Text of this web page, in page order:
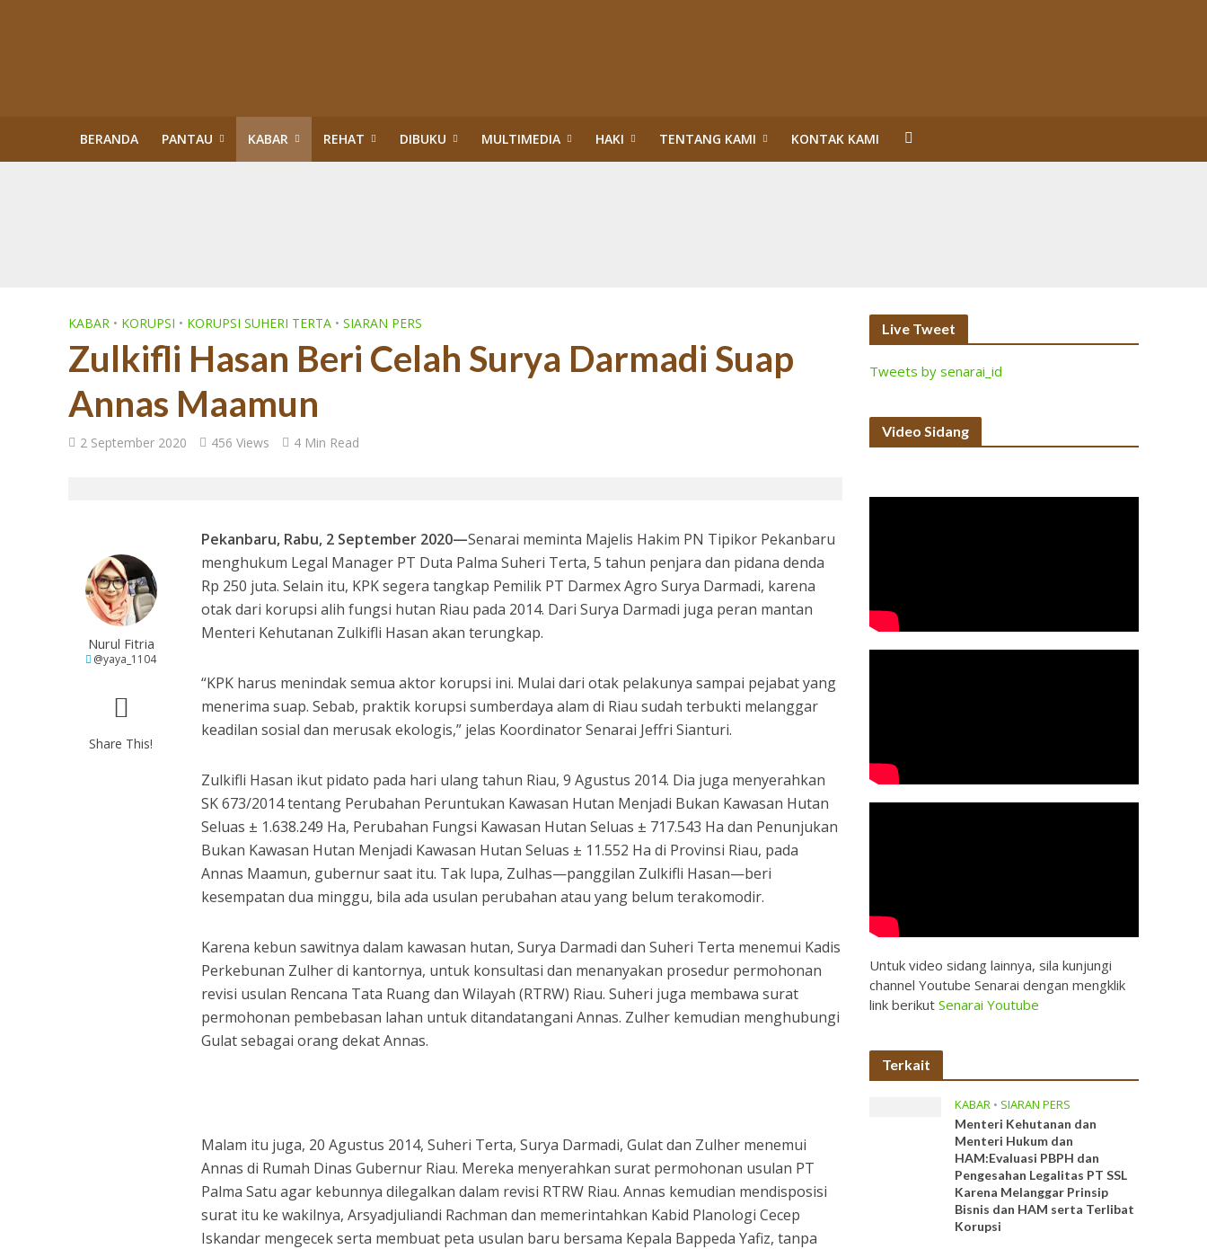
BERANDA PANTAU KABAR REHAT DIBUKU MULTIMEDIA HAKI TENTANG KAMI KONTAK KAMI
PENERTIBAN KAWASAN HUTAN:”PENERTIBAN” TN TESSO NILO DI ERA TIGA PRESIDEN (1)
27 Tahun Reformasi 1998: Menanti Aksi Kepala Daerah Mengaudit Bisnis dan HAM
KABAR • KORUPSI • KORUPSI SUHERI TERTA • SIARAN PERS
Zulkifli Hasan Beri Celah Surya Darmadi Suap
Annas Maamun
2 September 2020 456 Views 4 Min Read
Nurul Fitria
@yaya_1104
Share This!
Pekanbaru, Rabu, 2 September 2020—Senarai meminta Majelis Hakim PN Tipikor Pekanbaru
menghukum Legal Manager PT Duta Palma Suheri Terta, 5 tahun penjara dan pidana denda
Rp 250 juta. Selain itu, KPK segera tangkap Pemilik PT Darmex Agro Surya Darmadi, karena
otak dari korupsi alih fungsi hutan Riau pada 2014. Dari Surya Darmadi juga peran mantan
Menteri Kehutanan Zulkifli Hasan akan terungkap.
“KPK harus menindak semua aktor korupsi ini. Mulai dari otak pelakunya sampai pejabat yang
menerima suap. Sebab, praktik korupsi sumberdaya alam di Riau sudah terbukti melanggar
keadilan sosial dan merusak ekologis,” jelas Koordinator Senarai Jeffri Sianturi.
Zulkifli Hasan ikut pidato pada hari ulang tahun Riau, 9 Agustus 2014. Dia juga menyerahkan
SK 673/2014 tentang Perubahan Peruntukan Kawasan Hutan Menjadi Bukan Kawasan Hutan
Seluas ± 1.638.249 Ha, Perubahan Fungsi Kawasan Hutan Seluas ± 717.543 Ha dan Penunjukan
Bukan Kawasan Hutan Menjadi Kawasan Hutan Seluas ± 11.552 Ha di Provinsi Riau, pada
Annas Maamun, gubernur saat itu. Tak lupa, Zulhas—panggilan Zulkifli Hasan—beri
kesempatan dua minggu, bila ada usulan perubahan atau yang belum terakomodir.
Karena kebun sawitnya dalam kawasan hutan, Surya Darmadi dan Suheri Terta menemui Kadis
Perkebunan Zulher di kantornya, untuk konsultasi dan menanyakan prosedur permohonan
revisi usulan Rencana Tata Ruang dan Wilayah (RTRW) Riau. Suheri juga membawa surat
permohonan pembebasan lahan untuk ditandatangani Annas. Zulher kemudian menghubungi
Gulat sebagai orang dekat Annas.
Malam itu juga, 20 Agustus 2014, Suheri Terta, Surya Darmadi, Gulat dan Zulher menemui
Annas di Rumah Dinas Gubernur Riau. Mereka menyerahkan surat permohonan usulan PT
Palma Satu agar kebunnya dilegalkan dalam revisi RTRW Riau. Annas kemudian mendisposisi
surat itu ke wakilnya, Arsyadjuliandi Rachman dan memerintahkan Kabid Planologi Cecep
Iskandar mengecek serta membuat peta usulan baru bersama Kepala Bappeda Yafiz, tanpa
Live Tweet
Tweets by senarai_id
Video Sidang
Untuk video sidang lainnya, sila kunjungi
channel Youtube Senarai dengan mengklik
link berikutSenarai Youtube
Terkait
KABAR • SIARAN PERS
Menteri Kehutanan dan
Menteri Hukum dan
HAM:Evaluasi PBPH dan
Pengesahan Legalitas PT SSL
Karena Melanggar Prinsip
Bisnis dan HAM serta Terlibat
Korupsi